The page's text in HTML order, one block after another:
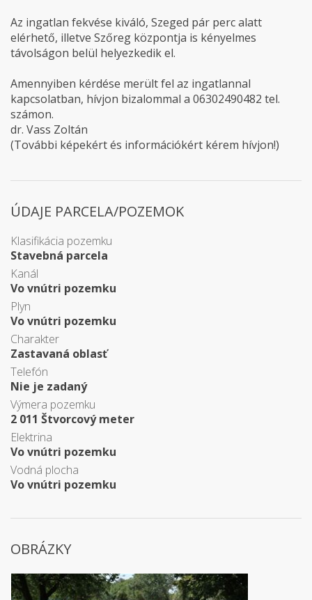
Az ingatlan fekvése kiváló, Szeged pár perc alatt
elérhető, illetve Szőreg központja is kényelmes
távolságon belül helyezkedik el.
Amennyiben kérdése merült fel az ingatlannal
kapcsolatban, hívjon bizalommal a 06302490482 tel.
számon.
dr. Vass Zoltán
(További képekért és információkért kérem hívjon!)
ÚDAJE PARCELA/POZEMOK
Klasifikácia pozemku
Stavebná parcela
Kanál
Vo vnútri pozemku
Plyn
Vo vnútri pozemku
Charakter
Zastavaná oblasť
Telefón
Nie je zadaný
Výmera pozemku
2 011 Štvorcový meter
Elektrina
Vo vnútri pozemku
Vodná plocha
Vo vnútri pozemku
OBRÁZKY